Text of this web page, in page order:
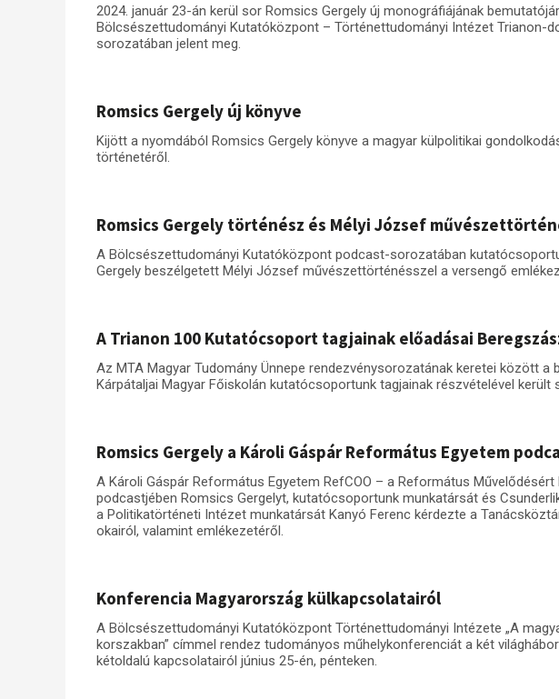
2024. január 23-án kerül sor Romsics Gergely új monográfiájának
Bölcsészettudományi Kutatóközpont – Történettudományi Intézet Trianon-
sorozatában jelent meg.
Romsics Gergely új könyve
Kijött a nyomdából Romsics Gergely könyve a magyar külpolitikai
történetéről.
Romsics Gergely történész és Mélyi József
A Bölcsészettudományi Kutatóközpont podcast-sorozatában
Gergely beszélgetett Mélyi József művészettörténésszel a versengő
A Trianon 100 Kutatócsoport tagjainak előadásai
Az MTA Magyar Tudomány Ünnepe rendezvénysorozatának keretei között a
Kárpátaljai Magyar Főiskolán kutatócsoportunk tagjainak részvételével került
Romsics Gergely a Károli Gáspár Református Egyetem
A Károli Gáspár Református Egyetem RefCOO – a Református
podcastjében Romsics Gergelyt, kutatócsoportunk munkatársát és
a Politikatörténeti Intézet munkatársát Kanyó Ferenc kérdezte a
okairól, valamint emlékezetéről.
Konferencia Magyarország külkapcsolatairól
A Bölcsészettudományi Kutatóközpont Történettudományi Intézete „A
korszakban” címmel rendez tudományos műhelykonferenciát a két
kétoldalú kapcsolatairól június 25-én, pénteken.